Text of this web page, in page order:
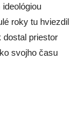
roky tu hviezdil
priestor
svojho času